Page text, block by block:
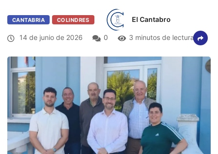
CANTABRIA COLINDRES El Cantabro
14 de junio de 2026 0 3 minutos de lectura